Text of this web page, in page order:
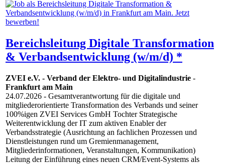
Bereichsleitung Digitale Transformation
& Verbandsentwicklung (w/m/d) *
ZVEI e.V. - Verband der Elektro- und Digitalindustrie -
Frankfurt am Main
24.07.2026 - Gesamtverantwortung für die digitale und
mitgliederorientierte Transformation des Verbands und seiner
100%igen ZVEI Services GmbH Tochter Strategische
Weiterentwicklung der IT zum aktiven Enabler der
Verbandsstrategie (Ausrichtung an fachlichen Prozessen und
Dienstleistungen rund um Gremienmanagement,
Mitgliederinformationen, Veranstaltungen, Kommunikation)
Leitung der Einführung eines neuen CRM/Event-Systems als